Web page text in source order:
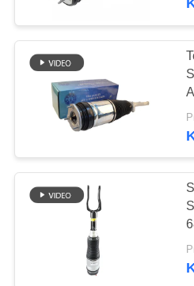
FORDERN
SIE EIN
ANGEBOT
PRIVATSPHÄRE
POLITIK
Teile
BMW-Luft-
Teile